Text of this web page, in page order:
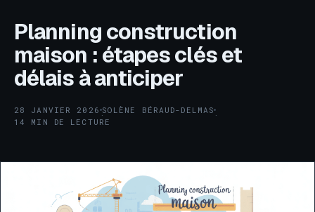
Planning construction
maison : étapes clés et
délais à anticiper
28 JANVIER 2026 ·
SOLÈNE BÉRAUD-DELMAS·
14 MIN DE LECTURE